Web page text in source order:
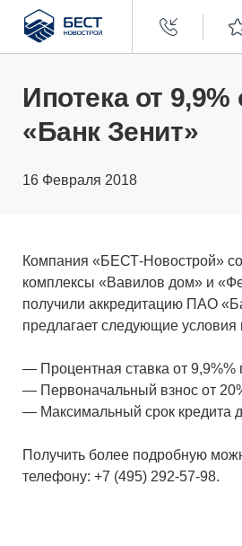
Бест
Новострой
ПОКУПАТЕЛЯМ
ЗАСТРОЙЩИКАМ
Ипотека от
«Банк Зенит»
16 Февраля 2018
Компания «БЕСТ-Новострой»
комплексы «Вавилов дом» и
получили аккредитацию ПАО
предлагает следующие условия
— Процентная ставка от 9,9%%
— Первоначальный взнос от
— Максимальный срок кредита
Получить более подробную
телефону: +7 (495) 292-57-98.